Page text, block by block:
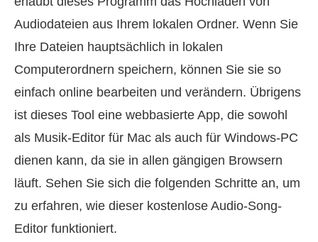
Audiodateien aus Ihrem lokalen Ordner. Wenn Sie
Ihre Dateien hauptsächlich in lokalen
Computerordnern speichern, können Sie sie so
einfach online bearbeiten und verändern. Übrigens
ist dieses Tool eine webbasierte App, die sowohl
als Musik-Editor für Mac als auch für Windows-PC
dienen kann, da sie in allen gängigen Browsern
läuft. Sehen Sie sich die folgenden Schritte an, um
zu erfahren, wie dieser kostenlose Audio-Song-
Editor funktioniert.